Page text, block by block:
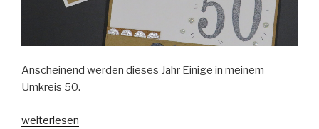
Anscheinend werden dieses Jahr Einige in meinem
Umkreis 50.
„50:50
weiterlesen